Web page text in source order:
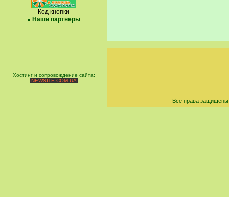
Код кнопки
Наши партнеры
Хостинг и сопровождение сайта:
NEWSITE.COM.UA
Все права